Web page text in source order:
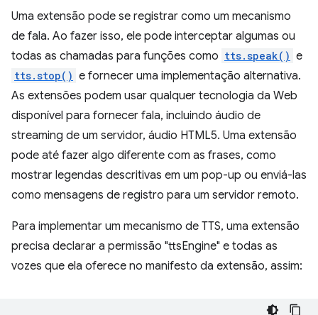
Uma extensão pode se registrar como um mecanismo
de fala. Ao fazer isso, ele pode interceptar algumas ou
todas as chamadas para funções como tts.speak() e
tts.stop() e fornecer uma implementação alternativa.
As extensões podem usar qualquer tecnologia da Web
disponível para fornecer fala, incluindo áudio de
streaming de um servidor, áudio HTML5. Uma extensão
pode até fazer algo diferente com as frases, como
mostrar legendas descritivas em um pop-up ou enviá-las
como mensagens de registro para um servidor remoto.
Para implementar um mecanismo de TTS, uma extensão
precisa declarar a permissão "ttsEngine" e todas as
vozes que ela oferece no manifesto da extensão, assim: